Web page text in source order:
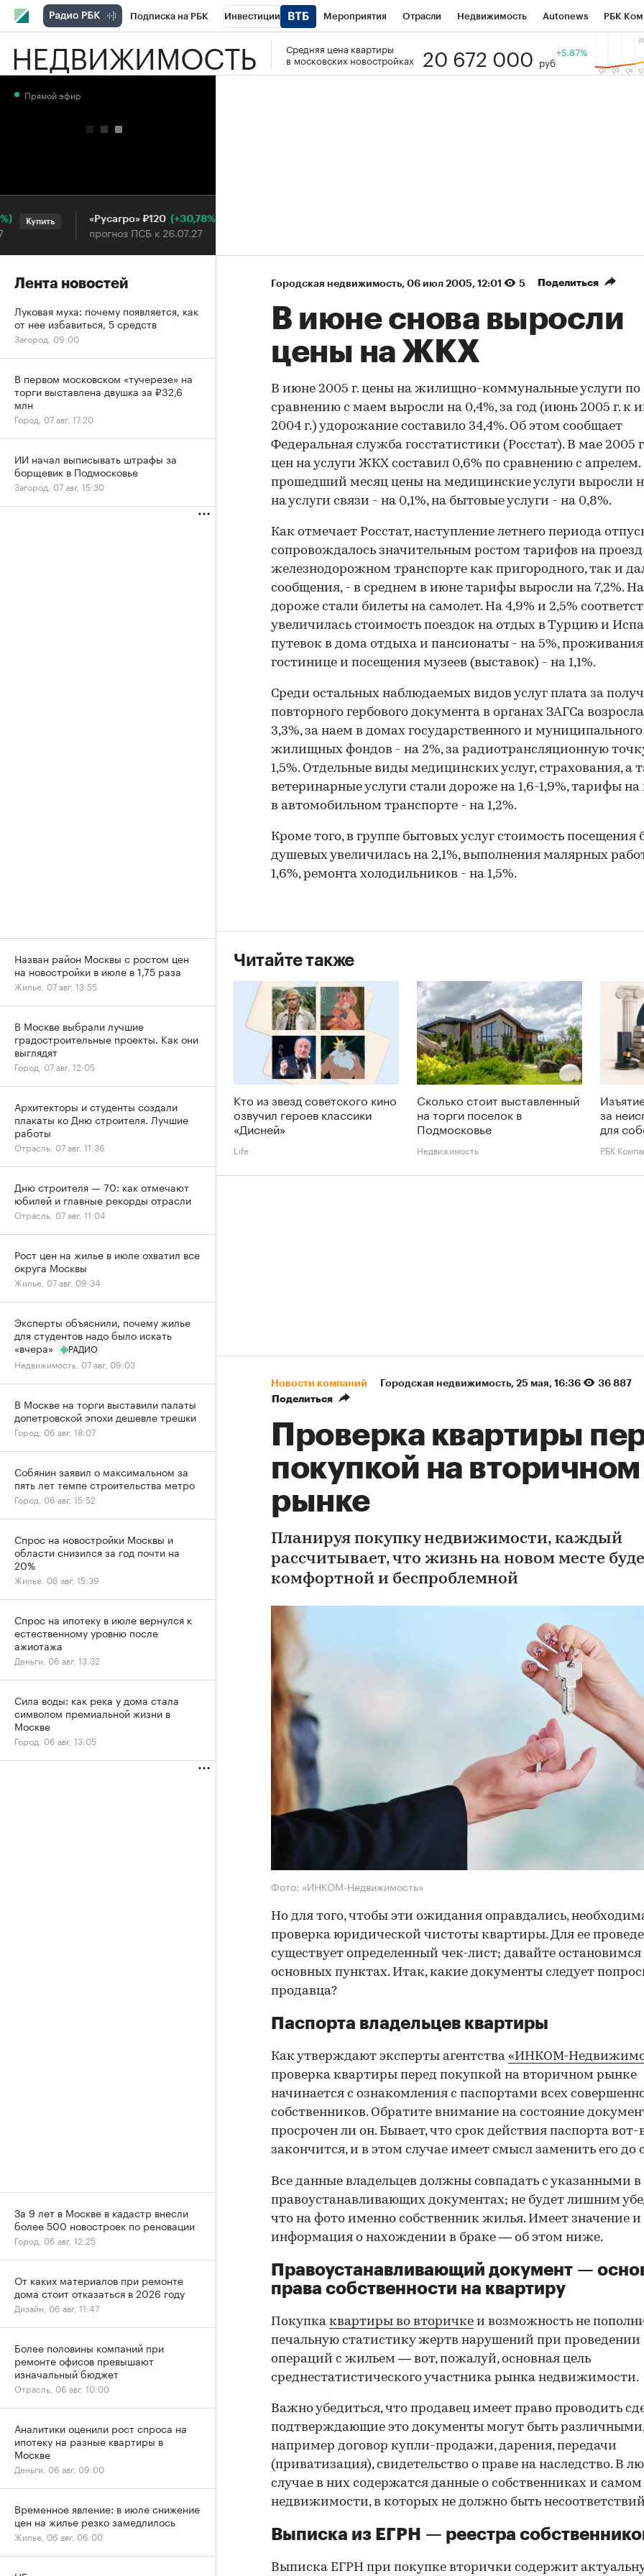
Подписка на РБК Инвестиции Мероприятия Отрасли Недвижимость Autonews РБК
РБК Вино Спорт Школа управления РБК РБК Образование Тренды
НЕДВИЖИМОСТЬ
Средняя цена квартиры
в московских новостройках
20 672 000 руб
+5.87%
Городская недвижимость⁠, 06 июл 2005, 12:01 5 Поделиться
В июне снова выросли
цены на ЖКХ
В июне 2005 г. цены на жилищно-коммунальные услуги по
сравнению с маем выросли на 0,4%, за год (июнь 2005 г. к
2004 г.) удорожание составило 34,4%. Об этом сообщает
Федеральная служба госстатистики (Росстат). В мае 2005
цен на услуги ЖКХ составил 0,6% по сравнению с апрелем.
прошедший месяц цены на медицинские услуги выросли
на услуги связи - на 0,1%, на бытовые услуги - на 0,8%.
Как отмечает Росстат, наступление летнего периода
сопровождалось значительным ростом тарифов на проезд
железнодорожном транспорте как пригородного, так и
сообщения, - в среднем в июне тарифы выросли на 7,2%.
дороже стали билеты на самолет. На 4,9% и 2,5%
увеличилась стоимость поездок на отдых в Турцию и
путевок в дома отдыха и пансионаты - на 5%,
гостинице и посещения музеев (выставок) - на 1,1%.
Среди остальных наблюдаемых видов услуг плата за
повторного гербового документа в органах ЗАГСа
3,3%, за наем в домах государственного и муниципального
жилищных фондов - на 2%, за радиотрансляционную
1,5%. Отдельные виды медицинских услуг, страхования, а
ветеринарные услуги стали дороже на 1,6-1,9%, тарифы на
в автомобильном транспорте - на 1,2%.
Кроме того, в группе бытовых услуг стоимость посещения
душевых увеличилась на 2,1%, выполнения малярных
1,6%, ремонта холодильников - на 1,5%.
Читайте также
Кто из звезд советского кино
озвучил героев классики
«Дисней»
Life
Сколько стоит выставленный
на торги поселок в
Подмосковье
Недвижимость
за
для
РБК
Новости компаний Городская недвижимость⁠, 25 мая, 16:36
36 887
Поделиться
Проверка квартиры
покупкой на вторичном
рынке
Планируя покупку недвижимости, каждый
рассчитывает, что жизнь на новом месте
комфортной и беспроблемной
Фото: «ИНКОМ-Недвижимость»
Но для того, чтобы эти ожидания оправдались,
проверка юридической чистоты квартиры. Для ее
существует определенный чек-лист; давайте остановимся
основных пунктах. Итак, какие документы следует
продавца?
Паспорта владельцев квартиры
Как утверждают эксперты агентства «ИНКОМ-
проверка квартиры перед покупкой на вторичном рынке
начинается с ознакомления с паспортами всех
собственников. Обратите внимание на состояние
просрочен ли он. Бывает, что срок действия паспорта вот-
закончится, и в этом случае имеет смысл заменить его до
Все данные владельцев должны совпадать с указанными в
правоустанавливающих документах; не будет лишним
что на фото именно собственник жилья. Имеет значение и
информация о нахождении в браке — об этом ниже.
Правоустанавливающий документ —
права собственности на квартиру
Покупка квартиры во вторичке и возможность не
печальную статистику жертв нарушений при проведении
операций с жильем — вот, пожалуй, основная цель
среднестатистического участника рынка недвижимости.
Важно убедиться, что продавец имеет право проводить
подтверждающие это документы могут быть различными,
например договор купли-продажи, дарения, передачи
(приватизация), свидетельство о праве на наследство. В
случае в них содержатся данные о собственниках и самом
недвижимости, в которых не должно быть
Выписка из ЕГРН — реестра
Выписка ЕГРН при покупке вторички содержит
Прямой эфир
Купить «Русагро» ₽120 (+30,78%)
прогноз ПСБ к 26.07.27
Купить
Лента новостей
Луковая муха: почему появляется, как
от нее избавиться, 5 средств
Загород, 09:00
В первом московском «тучерезе» на
торги выставлена двушка за ₽32,6
млн
Город, 07 авг, 17:20
ИИ начал выписывать штрафы за
борщевик в Подмосковье
Загород, 07 авг, 15:30
Назван район Москвы с ростом цен
на новостройки в июле в 1,75 раза
Жилье, 07 авг, 13:55
В Москве выбрали лучшие
градостроительные проекты. Как они
выглядят
Город, 07 авг, 12:05
Архитекторы и студенты создали
плакаты ко Дню строителя. Лучшие
работы
Отрасль, 07 авг, 11:36
Дню строителя — 70: как отмечают
юбилей и главные рекорды отрасли
Отрасль, 07 авг, 11:04
Рост цен на жилье в июле охватил все
округа Москвы
Жилье, 07 авг, 09:34
Эксперты объяснили, почему жилье
для студентов надо было искать
«вчера»
РАДИО
Недвижимость, 07 авг, 09:03
В Москве на торги выставили палаты
допетровской эпохи дешевле трешки
Город, 06 авг, 18:07
Собянин заявил о максимальном за
пять лет темпе строительства метро
Город, 06 авг, 15:52
Спрос на новостройки Москвы и
области снизился за год почти на
20%
Жилье, 06 авг, 15:39
Спрос на ипотеку в июле вернулся к
естественному уровню после
ажиотажа
Деньги, 06 авг, 13:32
Сила воды: как река у дома стала
символом премиальной жизни в
Москве
Город, 06 авг, 13:05
За 9 лет в Москве в кадастр внесли
более 500 новостроек по реновации
Город, 06 авг, 12:25
От каких материалов при ремонте
дома стоит отказаться в 2026 году
Дизайн, 06 авг, 11:47
Более половины компаний при
ремонте офисов превышают
изначальный бюджет
Отрасль, 06 авг, 10:00
Аналитики оценили рост спроса на
ипотеку на разные квартиры в
Москве
Деньги, 06 авг, 09:00
Временное явление: в июле снижение
цен на жилье резко замедлилось
Жилье, 06 авг, 06:00